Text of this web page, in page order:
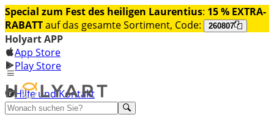
Special zum Fest des heiligen Laurentius: 15 % EXTRA-
RABATTauf das gesamte Sortiment, Code: 260807
Holyart APP
App Store
Play Store
Hilfe und Kontakt
Entdecken Sie Premium